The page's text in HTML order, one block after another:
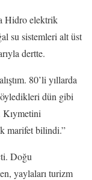
Hidro elektrik
su sistemleri alt üst
dertte.
80’li yıllarda
dün gibi
Kıymetini
marifet bilindi.”
Doğu
yaylaları turizm